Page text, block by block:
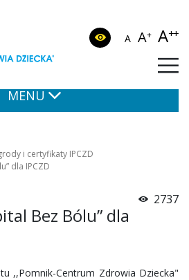
A A+ A++
MENU
i certyfikaty IPCZD
dla IPCZD
2737
Bez Bólu” dla
,,Pomnik-Centrum Zdrowia Dziecka"